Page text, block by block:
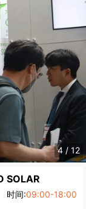
4 / 12
SOLAR
时间:09:00-18:00